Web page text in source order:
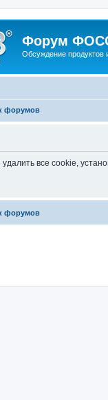
Форум
Обсуждение продуктов
форумов
все cookie,
форумов